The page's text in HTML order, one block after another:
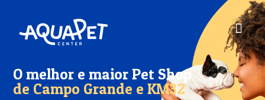
O melhor e maior Pet Shop
de Campo Grande e KM32